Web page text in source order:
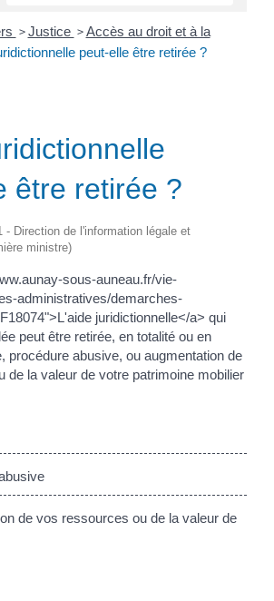
> Justice > Accès au droit et à la
peut-elle être retirée ?
être retirée ?
- Direction de l'information légale et
ministre)
sous-auneau.fr/vie-
administratives/demarches-
juridictionnelle</a> qui
peut être retirée, en totalité ou en
procédure abusive, ou augmentation de
de la valeur de votre patrimoine mobilier
de vos ressources ou de la valeur de